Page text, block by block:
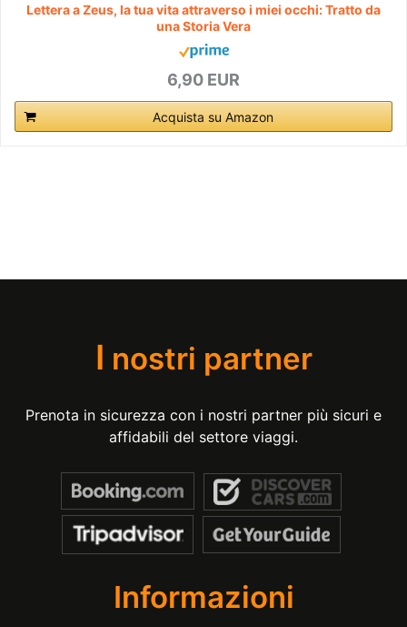
Lettera a Zeus, la tua vita attraverso i miei occhi: Tratto da
una Storia Vera
6,90 EUR
Acquista su Amazon
I nostri partner
Prenota in sicurezza con i nostri partner più sicuri e
affidabili del settore viaggi.
Informazioni